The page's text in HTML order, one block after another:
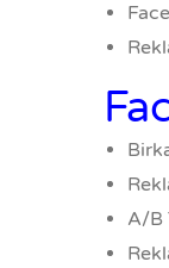
A/B